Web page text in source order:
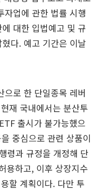
자업에 관한 법률 시행
대한 입법예고 및 규
다. 예고 기간은 이날
으로 한 단일종목 레버
재 국내에서는 분산투
출시가 불가능했으
중심으로 관련 상품이
령과 규정을 개정해 단
용하고, 이후 상장지수
할 계획이다. 다만 투